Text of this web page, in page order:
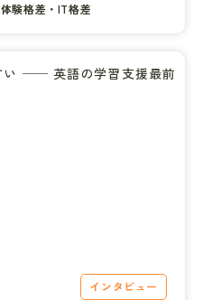
体験格差・IT格差
インタビュー